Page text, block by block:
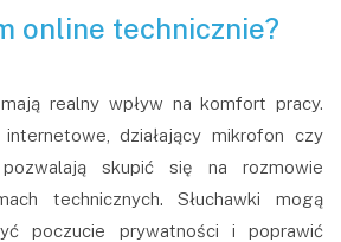
online technicznie?
realny wpływ na komfort pracy.
internetowe, działający mikrofon czy
skupić się na rozmowie
technicznych. Słuchawki mogą
poczucie prywatności i poprawić